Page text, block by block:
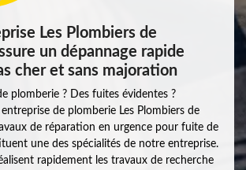
Les Plombiers de
un dépannage rapide
cher et sans majoration
plomberie ? Des fuites évidentes ?
de plomberie Les Plombiers de
de réparation en urgence pour fuite de
une des spécialités de notre entreprise.
rapidement les travaux de recherche